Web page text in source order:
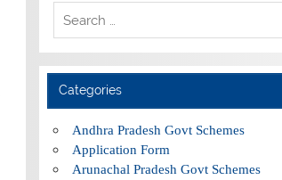
Categories
Andhra Pradesh Govt Schemes
Application Form
Arunachal Pradesh Govt Schemes